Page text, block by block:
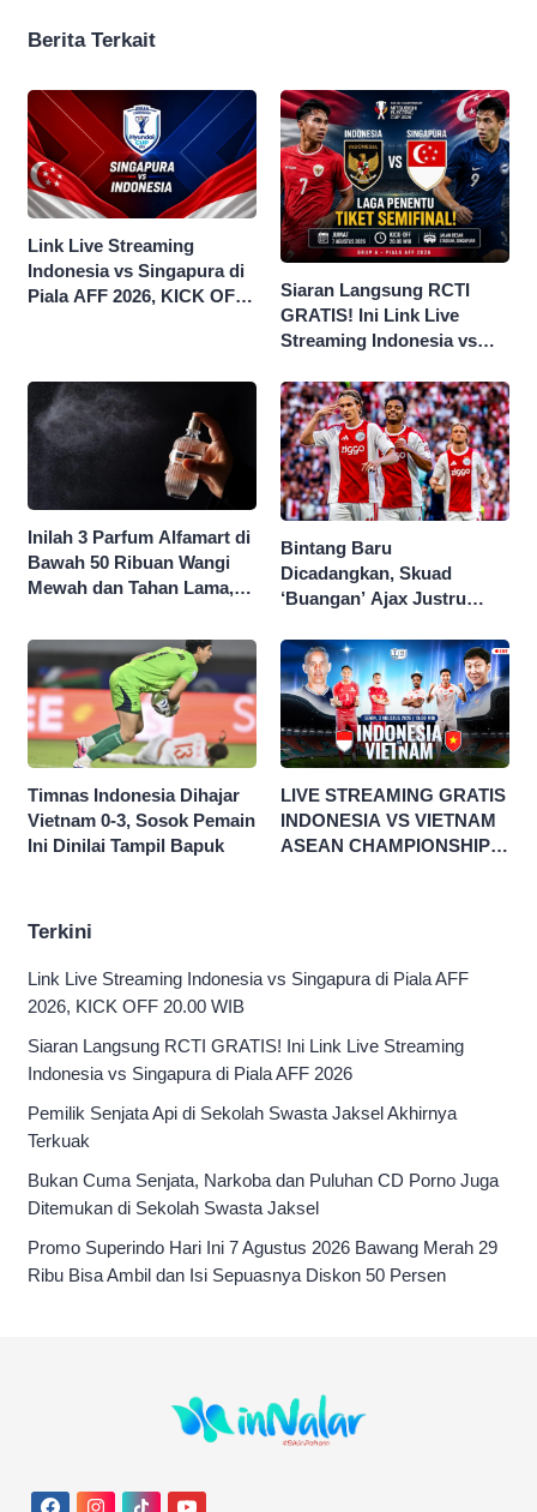
Berita Terkait
Link Live Streaming
Indonesia vs Singapura di
Piala AFF 2026, KICK OFF
Siaran Langsung RCTI
GRATIS! Ini Link Live
Streaming Indonesia vs
2026
Inilah 3 Parfum Alfamart di
Bawah 50 Ribuan Wangi
Mewah dan Tahan Lama,
1 Jutaan!
Bintang Baru
Dicadangkan, Skuad
‘Buangan’ Ajax Justru
Timnas Indonesia Dihajar
Vietnam 0-3, Sosok Pemain
Ini Dinilai Tampil Bapuk
LIVE STREAMING GRATIS
INDONESIA VS VIETNAM
ASEAN CHAMPIONSHIP
Terkini
Link Live Streaming Indonesia vs Singapura di Piala AFF
2026, KICK OFF 20.00 WIB
Siaran Langsung RCTI GRATIS! Ini Link Live Streaming
Indonesia vs Singapura di Piala AFF 2026
Pemilik Senjata Api di Sekolah Swasta Jaksel Akhirnya
Terkuak
Bukan Cuma Senjata, Narkoba dan Puluhan CD Porno Juga
Ditemukan di Sekolah Swasta Jaksel
Promo Superindo Hari Ini 7 Agustus 2026 Bawang Merah 29
Ribu Bisa Ambil dan Isi Sepuasnya Diskon 50 Persen